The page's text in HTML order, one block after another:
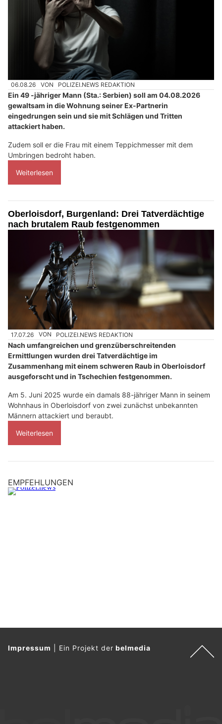
06.08.26 VON POLIZEI.NEWS REDAKTION
Ein 49 -jähriger Mann (Sta.: Serbien) soll am 04.08.2026
gewaltsam in die Wohnung seiner Ex-Partnerin
eingedrungen sein und sie mit Schlägen und Tritten
attackiert haben.
Zudem soll er die Frau mit einem Teppichmesser mit dem
Umbringen bedroht haben.
Weiterlesen
Oberloisdorf, Burgenland: Drei Tatverdächtige
nach brutalem Raub festgenommen
17.07.26 VON POLIZEI.NEWS REDAKTION
Nach umfangreichen und grenzüberschreitenden
Ermittlungen wurden drei Tatverdächtige im
Zusammenhang mit einem schweren Raub in Oberloisdorf
ausgeforscht und in Tschechien festgenommen.
Am 5. Juni 2025 wurde ein damals 88-jähriger Mann in seinem
Wohnhaus in Oberloisdorf von zwei zunächst unbekannten
Männern attackiert und beraubt.
Weiterlesen
EMPFEHLUNGEN
Impressum Ein Projekt derbelmedia